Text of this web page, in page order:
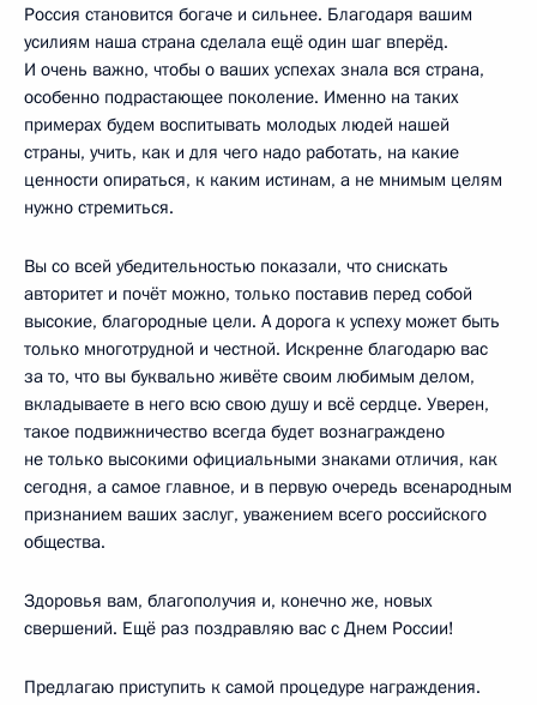
Россия становится богаче и сильнее. Благодаря вашим
усилиям наша страна сделала ещё один шаг вперёд.
И очень важно, чтобы о ваших успехах знала вся страна,
особенно подрастающее поколение. Именно на таких
примерах будем воспитывать молодых людей нашей
страны, учить, как и для чего надо работать, на какие
ценности опираться, к каким истинам, а не мнимым целям
нужно стремиться.
Вы со всей убедительностью показали, что снискать
авторитет и почёт можно, только поставив перед собой
высокие, благородные цели. А дорога к успеху может быть
только многотрудной и честной. Искренне благодарю вас
за то, что вы буквально живёте своим любимым делом,
вкладываете в него всю свою душу и всё сердце. Уверен,
такое подвижничество всегда будет вознаграждено
не только высокими официальными знаками отличия, как
сегодня, а самое главное, и в первую очередь всенародным
признанием ваших заслуг, уважением всего российского
общества.
Здоровья вам, благополучия и, конечно же, новых
свершений. Ещё раз поздравляю вас с Днем России!
Предлагаю приступить к самой процедуре награждения.